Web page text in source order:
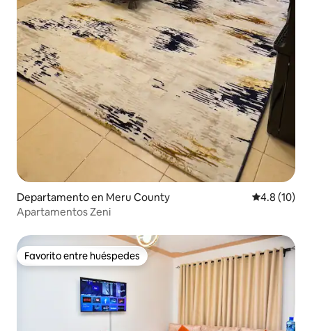
Departamento en Meru County Calificación
4.8 (10)
Apartamentos Zeni
Favorito entre huéspedes
Favorito entre huéspedes